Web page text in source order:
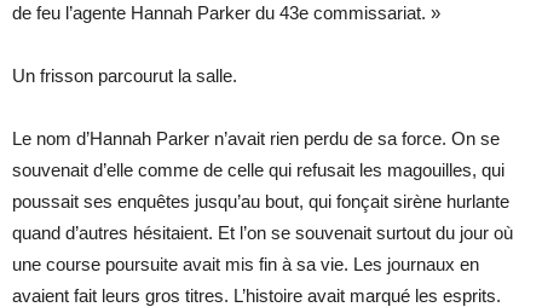
de feu l’agente Hannah Parker du 43e commissariat. »
Un frisson parcourut la salle.
Le nom d’Hannah Parker n’avait rien perdu de sa force. On se
souvenait d’elle comme de celle qui refusait les magouilles, qui
poussait ses enquêtes jusqu’au bout, qui fonçait sirène hurlante
quand d’autres hésitaient. Et l’on se souvenait surtout du jour où
une course poursuite avait mis fin à sa vie. Les journaux en
avaient fait leurs gros titres. L’histoire avait marqué les esprits.